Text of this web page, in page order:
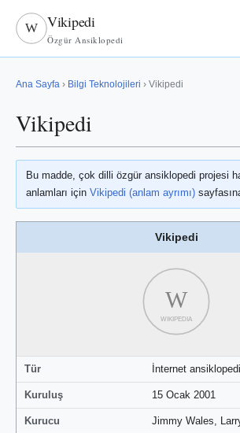
W Vikipedi
Özgür Ansiklopedi
Ana Sayfa › Bilgi Teknolojileri › Vikipedi
Vikipedi
Bu madde, çok dilli özgür ansiklopedi projesi
anlamları için Vikipedi (anlam ayrımı)
Vikipedi
W
WIKIPEDIA
Tür İnternet
Kuruluş 15 Ocak 2001
Kurucu Jimmy Wales,